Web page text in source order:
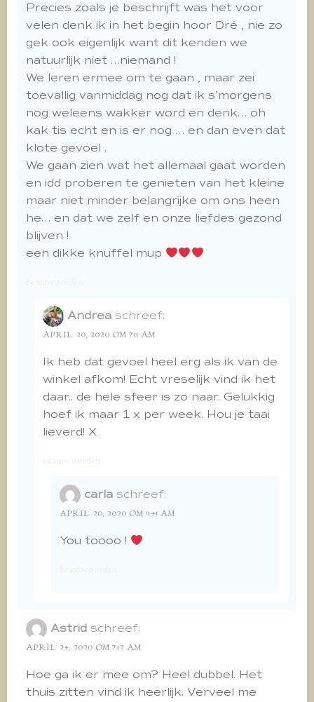
Precies zoals je beschrijft was het voor
velen denk ik in het begin hoor Dré , nie zo
gek ook eigenlijk want dit kenden we
natuurlijk niet …niemand !
We leren ermee om te gaan , maar zei
toevallig vanmiddag nog dat ik s’morgens
nog weleens wakker word en denk… oh
kak tis echt en is er nog … en dan even dat
klote gevoel .
We gaan zien wat het allemaal gaat worden
en idd proberen te genieten van het kleine
maar niet minder belangrijke om ons heen
he… en dat we zelf en onze liefdes gezond
blijven !
een dikke knuffel mup
beantwoorden
Andrea schreef:
APRIL 20, 2020 OM 7:11 AM
Ik heb dat gevoel heel erg als ik van de
winkel afkom! Echt vreselijk vind ik het
daar.. de hele sfeer is zo naar. Gelukkig
hoef ik maar 1 x per week. Hou je taai
lieverd! X
beantwoorden
carla schreef:
APRIL 20, 2020 OM 9:41 AM
You toooo !
beantwoorden
Astrid schreef:
APRIL 24, 2020 OM 7:12 AM
Hoe ga ik er mee om? Heel dubbel. Het
thuis zitten vind ik heerlijk. Verveel me